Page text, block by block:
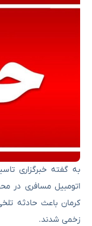
اتومبیل مسافری در
کرمان باعث حادثه
زخمی شدند.